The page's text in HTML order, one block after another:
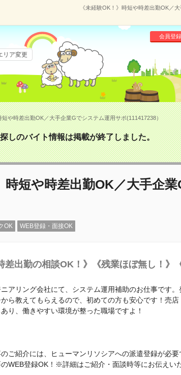
《未経験OK！》時短や時差出勤OK／
会員登録
リア変更
や時差出勤OK／大手企業Gでシステム運用サポ(111417238）
しのバイト情報は掲載が終了しました。
時短や時差出勤OK／大手企
OK WEB登録・面接OK
差出勤の相談OK！》《残業ほぼ無し！》
アリング会社にて、システム運用補助のお仕事です。
ら教えてもらえるので、初めての方も安心です！売店
り、働きやすい環境が整った職場ですよ！
ご紹介には、ヒューマンリソシアへの派遣登録が必
WEB登録OK！※詳細はご紹介・面談時等にお伝えい